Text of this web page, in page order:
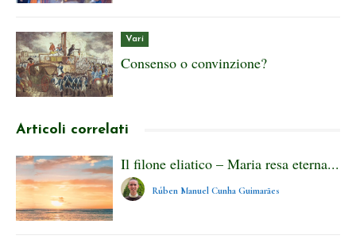
Vari
Consenso o convinzione?
Articoli correlati
Il filone eliatico – Maria resa eterna...
Rúben Manuel Cunha Guimarães